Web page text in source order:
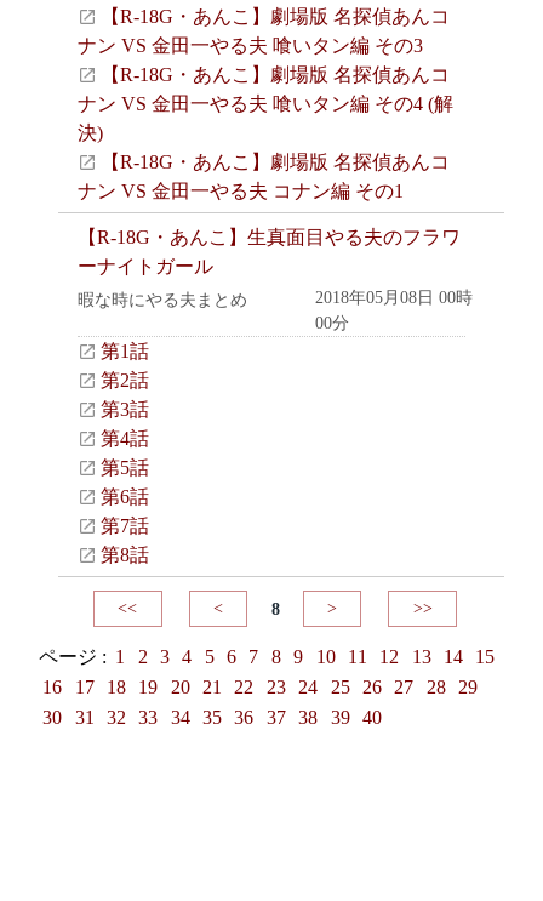
【R-18G・あんこ】劇場版 名探偵あんコ
ナン VS 金田一やる夫 喰いタン編 その3
【R-18G・あんこ】劇場版 名探偵あんコ
ナン VS 金田一やる夫 喰いタン編 その4 (解
決)
【R-18G・あんこ】劇場版 名探偵あんコ
ナン VS 金田一やる夫 コナン編 その1
【R-18G・あんこ】生真面目やる夫のフラワ
ーナイトガール
暇な時にやる夫まとめ
2018年05月08日 00時
00分
第1話
第2話
第3話
第4話
第5話
第6話
第7話
第8話
<< < 8 > >>
ページ : 1 2 3 4 5 6 7 8 9 10 11 12 13 14
15
16
17 18 19 20 21 22 23 24 25 26 27 28
29
30
31 32 33 34 35 36 37 38 39 40